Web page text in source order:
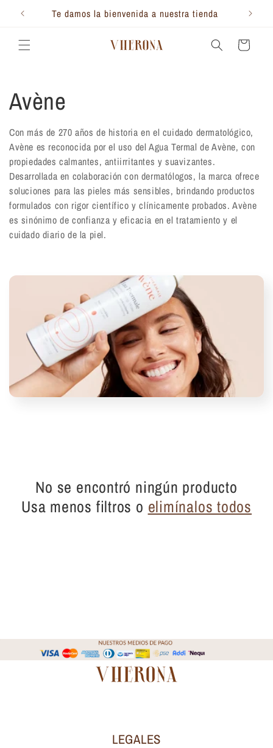
directamenteTe damos la bienvenida a nuestra tienda
Carrito
C
o
l
e
c
c
i
Avène
Con más de 270 años de historia en el cuidado dermatológico,
Avène es reconocida por el uso del Agua Termal de Avène, con
propiedades calmantes, antiirritantes y suavizantes.
Desarrollada en colaboración con dermatólogos, la marca ofrece
soluciones para las pieles más sensibles, brindando productos
formulados con rigor científico y clínicamente probados. Avène
es sinónimo de confianza y eficacia en el tratamiento y el
cuidado diario de la piel.
No se encontró ningún producto
Usa menos filtros o elimínalos todos
LEGALES